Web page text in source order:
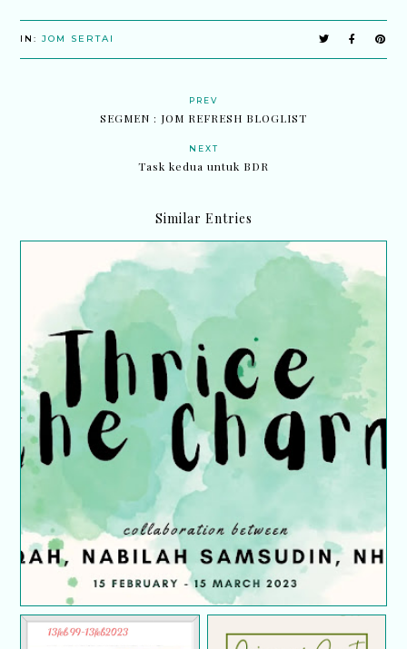
IN:JOM SERTAI
PREV
SEGMEN : JOM REFRESH BLOGLIST
NEXT
Task kedua untuk BDR
Similar Entries
Thrice The Charm Giveaway by Atiqah, Nabilah
Samsudin dan NHHM